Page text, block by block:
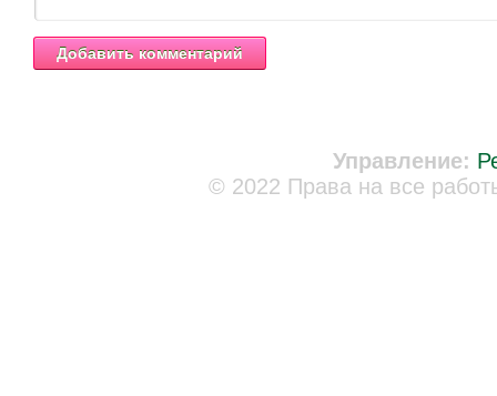
Управление:
© 2022 Права на все